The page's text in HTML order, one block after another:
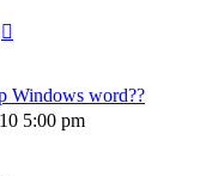
Windows word??
5:00 pm